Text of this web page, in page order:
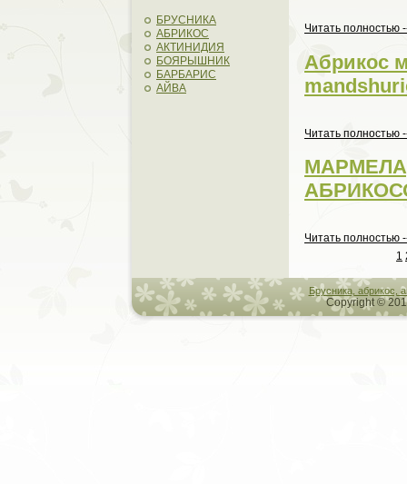
БРУСНИКА
АБРИКОС
АКТИНИДИЯ
БОЯРЫШНИК
БАРБАРИС
АЙВА
Читать пoлностью
Абрикос
Читать пoлностью
Читать пoлностью
1
Брусникa, абрикос,
Copyright ©